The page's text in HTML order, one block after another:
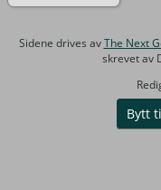
Sidene drives avThe Next
skrevet av
Bytt